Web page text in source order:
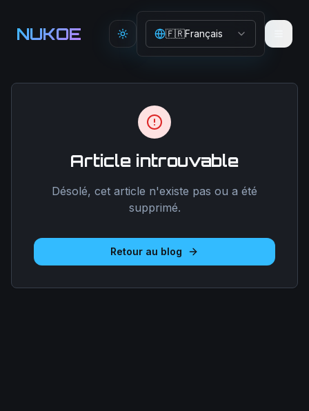
NUKOE Toggle theme
🇫🇷Français
Article introuvable
Désolé, cet article n'existe pas ou a été
supprimé.
Retour au blog